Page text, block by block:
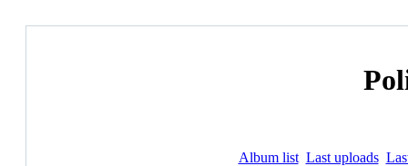
Album list Last uploads